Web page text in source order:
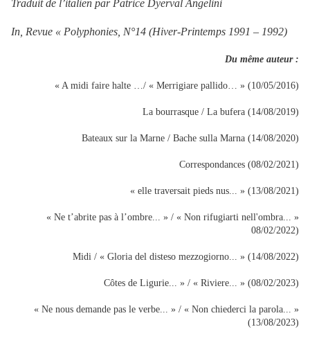
Traduit de l’italien par Patrice Dyerval Angelini
In, Revue « Polyphonies, N°14 (Hiver-Printemps 1991 – 1992)
Du même auteur :
« A midi faire halte …/ « Merrigiare pallido… » (10/05/2016)
La bourrasque / La bufera (14/08/2019)
Bateaux sur la Marne / Bache sulla Marna (14/08/2020)
Correspondances (08/02/2021)
« elle traversait pieds nus... » (13/08/2021)
« Ne t’abrite pas à l’ombre... » / « Non rifugiarti nell'ombra... »
08/02/2022)
Midi / « Gloria del disteso mezzogiorno... » (14/08/2022)
Côtes de Ligurie... » / « Riviere... » (08/02/2023)
« Ne nous demande pas le verbe... » / « Non chiederci la parola... »
(13/08/2023)